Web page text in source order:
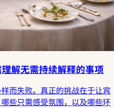
解无需持续解释的事项
而失败。真正的挑战在于让宾
些只需感受氛围，以及哪些环